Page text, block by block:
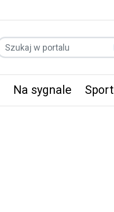
Na sygnale Sport